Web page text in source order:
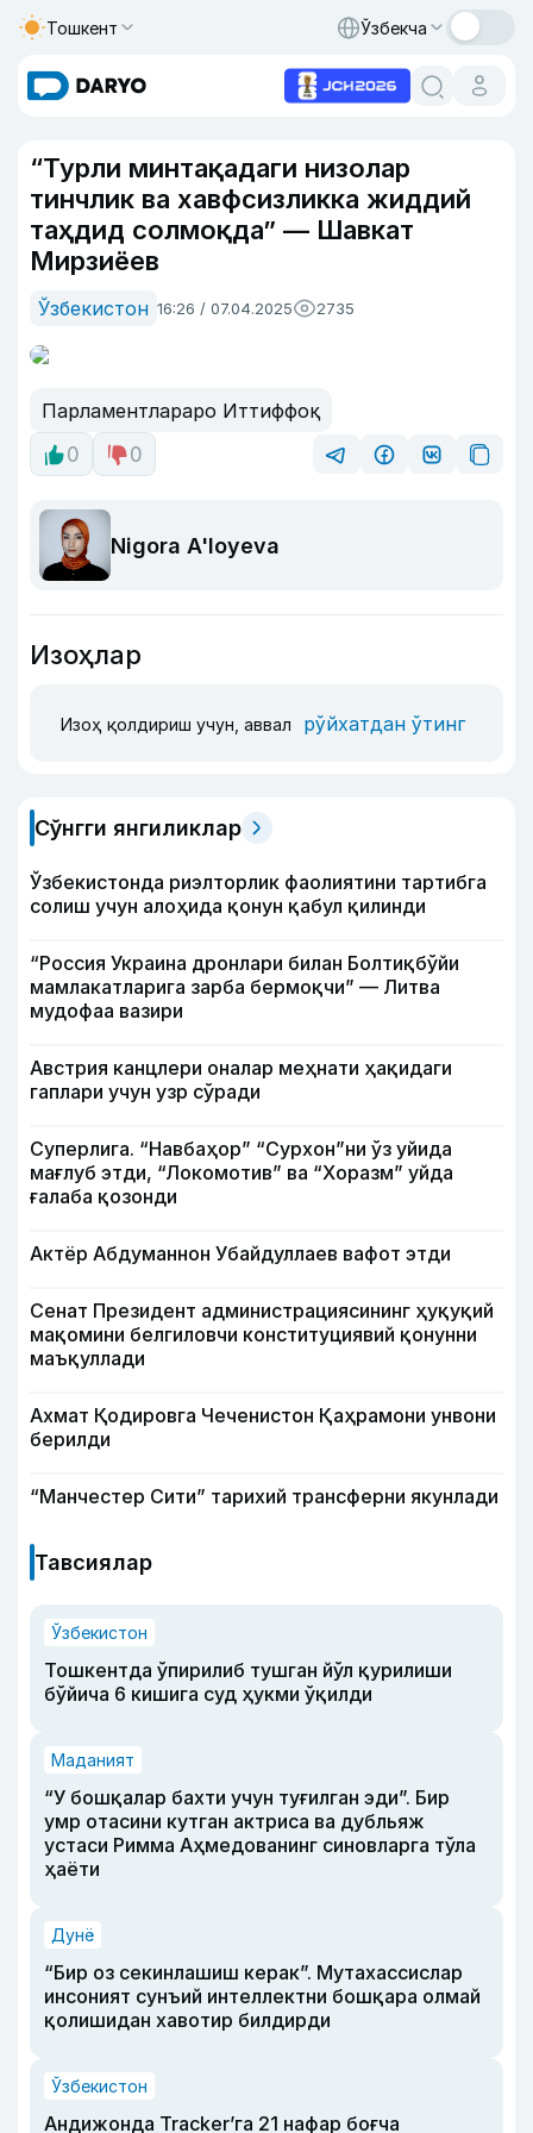
Тошкент Ўзбекча
“Турли минтақадаги низолар
тинчлик ва хавфсизликка жиддий
таҳдид солмоқда” — Шавкат
Мирзиёев
Ўзбекистон 16:26 / 07.04.2025 2735
Парламентлараро Иттиффоқ
0
0
Nigora A'loyeva
Изоҳлар
Изоҳ қолдириш учун, аввал рўйхатдан ўтинг
Сўнгги янгиликлар
Ўзбекистонда риэлторлик фаолиятини тартибга
солиш учун алоҳида қонун қабул қилинди
“Россия Украина дронлари билан Болтиқбўйи
мамлакатларига зарба бермоқчи” — Литва
мудофаа вазири
Австрия канцлери оналар меҳнати ҳақидаги
гаплари учун узр сўради
Суперлига. “Навбаҳор” “Сурхон”ни ўз уйида
мағлуб этди, “Локомотив” ва “Хоразм” уйда
ғалаба қозонди
Актёр Абду­маннон Убайдуллаев вафот этди
Сенат Президент администрациясининг ҳуқуқий
мақомини белгиловчи конституциявий қонунни
маъқуллади
Ахмат Қодировга Чеченистон Қаҳрамони унвони
берилди
“Манчестер Сити” тарихий трансферни якунлади
Тавсиялар
Ўзбекистон
Тошкентда ўпирилиб тушган йўл қурилиши
бўйича 6 кишига суд ҳукми ўқилди
Маданият
“У бошқалар бахти учун туғилган эди”. Бир
умр отасини кутган актриса ва дубльяж
устаси Римма Аҳмедованинг синовларга тўла
ҳаёти
Дунё
“Бир оз секинлашиш керак”. Мутахассислар
инсоният сунъий интеллектни бошқара олмай
қолишидан хавотир билдирди
Ўзбекистон
Андижонда Tracker’га 21 нафар боғча